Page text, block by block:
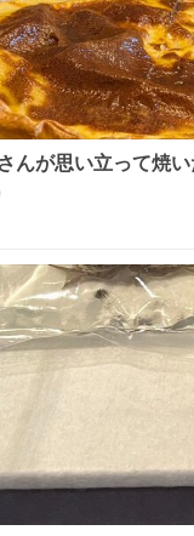
んが思い立って焼
。パイ生地に砂糖を
液を注いで焼くだけ
これ、素朴な焼菓子
た。